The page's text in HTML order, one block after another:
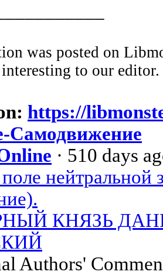
was posted on
to our editor.
https://
Самодвижение
· 510 days
нейтральной
КНЯЗЬ
Authors'